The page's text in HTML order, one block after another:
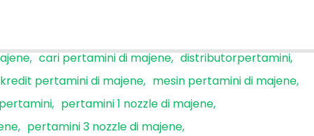
cari pertamini di majene distributorpertamini
kredit pertamini di majene
mesin pertamini di majene
pertamini
pertamini 1 nozzle di majene
pertamini 3 nozzle di majene